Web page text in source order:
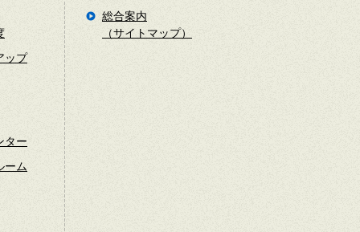
ップ
ター
ーム
総合案内
（サイトマップ）